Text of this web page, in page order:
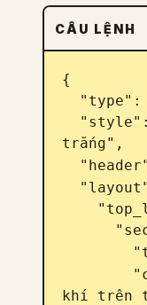
CÂU LỆNH
{
trắng",
khí trên